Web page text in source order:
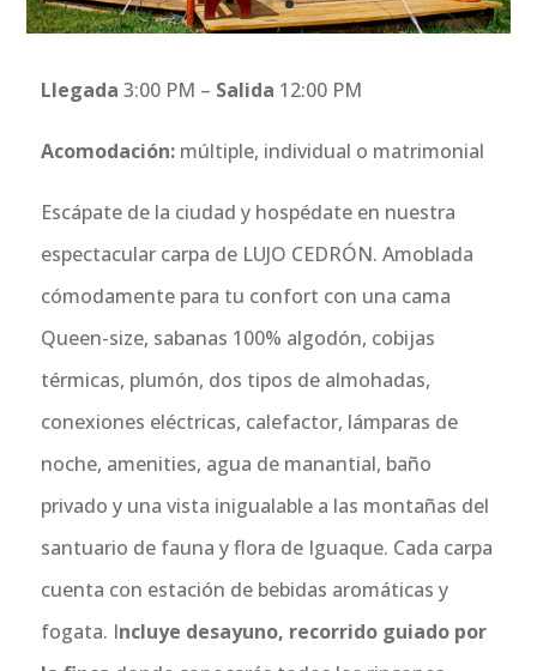
Llegada 3:00 PM – Salida 12:00 PM
Acomodación:múltiple, individual o matrimonial
Escápate de la ciudad y hospédate en nuestra
espectacular carpa de LUJO CEDRÓN. Amoblada
cómodamente para tu confort con una cama
Queen-size, sabanas 100% algodón, cobijas
térmicas, plumón, dos tipos de almohadas,
conexiones eléctricas, calefactor, lámparas de
noche, amenities, agua de manantial, baño
privado y una vista inigualable a las montañas del
santuario de fauna y flora de Iguaque. Cada carpa
cuenta con estación de bebidas aromáticas y
fogata. Incluye desayuno, recorrido guiado por